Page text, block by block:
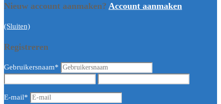
Nieuw account aanmaken? Account aanmaken
(Sluiten)
Registreren
Gebruikersnaam*
E-mail*